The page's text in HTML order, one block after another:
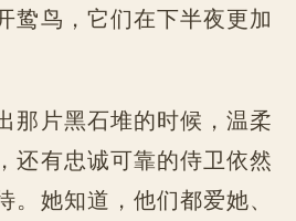
鸷鸟，它们在下半夜更加
那片黑石堆的时候，温柔
还有忠诚可靠的侍卫依然
。她知道，他们都爱她、